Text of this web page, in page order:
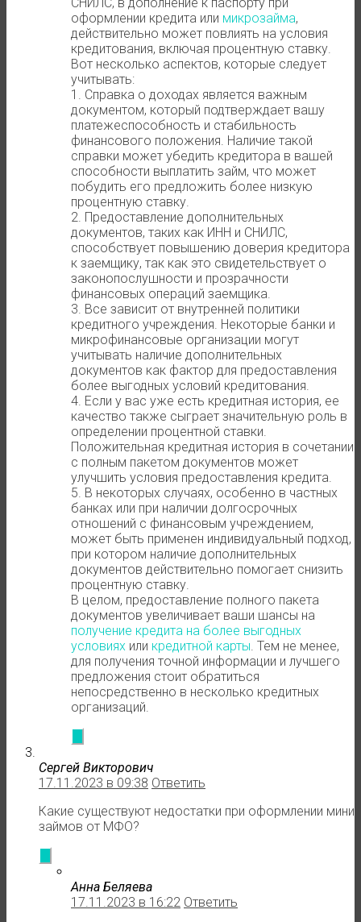
оформлении кредита или микрозайма,
действительно может повлиять на условия
кредитования, включая процентную ставку.
Вот несколько аспектов, которые следует
учитывать:
1. Справка о доходах является важным
документом, который подтверждает вашу
платежеспособность и стабильность
финансового положения. Наличие такой
справки может убедить кредитора в вашей
способности выплатить займ, что может
побудить его предложить более низкую
процентную ставку.
2. Предоставление дополнительных
документов, таких как ИНН и СНИЛС,
способствует повышению доверия кредитора
к заемщику, так как это свидетельствует о
законопослушности и прозрачности
финансовых операций заемщика.
3. Все зависит от внутренней политики
кредитного учреждения. Некоторые банки и
микрофинансовые организации могут
учитывать наличие дополнительных
документов как фактор для предоставления
более выгодных условий кредитования.
4. Если у вас уже есть кредитная история, ее
качество также сыграет значительную роль в
определении процентной ставки.
Положительная кредитная история в сочетании
с полным пакетом документов может
улучшить условия предоставления кредита.
5. В некоторых случаях, особенно в частных
банках или при наличии долгосрочных
отношений с финансовым учреждением,
может быть применен индивидуальный подход,
при котором наличие дополнительных
документов действительно помогает снизить
процентную ставку.
В целом, предоставление полного пакета
документов увеличивает ваши шансы на
получение кредита на более выгодных
условиях или кредитной карты. Тем не менее,
для получения точной информации и лучшего
предложения стоит обратиться
непосредственно в несколько кредитных
организаций.
Сергей Викторович
17.11.2023 в 09:38 Ответить
Какие существуют недостатки при оформлении мини
займов от МФО?
Анна Беляева
17.11.2023 в 16:22 Ответить